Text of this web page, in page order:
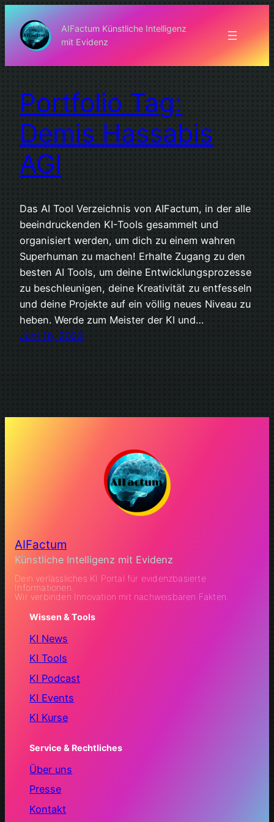
Inhalt
springen
AIFactum Künstliche Intelligenz
mit Evidenz
Portfolio Tag:
Demis Hassabis
AGI
Das AI Tool Verzeichnis von AIFactum, in der alle
beeindruckenden KI-Tools gesammelt und
organisiert werden, um dich zu einem wahren
Superhuman zu machen! Erhalte Zugang zu den
besten AI Tools, um deine Entwicklungsprozesse
zu beschleunigen, deine Kreativität zu entfesseln
und deine Projekte auf ein völlig neues Niveau zu
heben. Werde zum Meister der KI und…
Juni 16, 2023
AIFactum
Künstliche Intelligenz mit Evidenz
Dein verlässliches KI Portal für evidenzbasierte
Informationen.
Wir verbinden Innovation mit nachweisbaren Fakten.
Wissen & Tools
KI News
KI Tools
KI Podcast
KI Events
KI Kurse
Service & Rechtliches
Über uns
Presse
Kontakt